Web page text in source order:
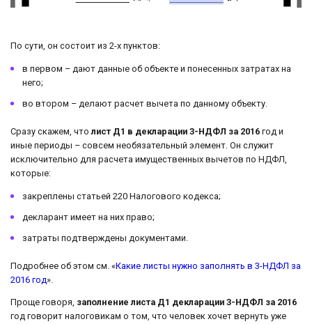
По сути, он состоит из 2-х пунктов:
в первом – дают данные об объекте и понесенных затратах на
него;
во втором – делают расчет вычета по данному объекту.
Сразу скажем, чтолист Д1 в декларации 3-НДФЛ за 2016 год и
иные периоды – совсем необязательный элемент. Он служит
исключительно для расчета имущественных вычетов по НДФЛ,
которые:
закреплены статьей 220 Налогового кодекса;
декларант имеет на них право;
затраты подтверждены документами.
Подробнее об этом см. «Какие листы нужно заполнять в 3-НДФЛ за
2016 год».
Проще говоря, заполнение листа Д1 декларации 3-НДФЛ за 2016
год говорит налоговикам о том, что человек хочет вернуть уже